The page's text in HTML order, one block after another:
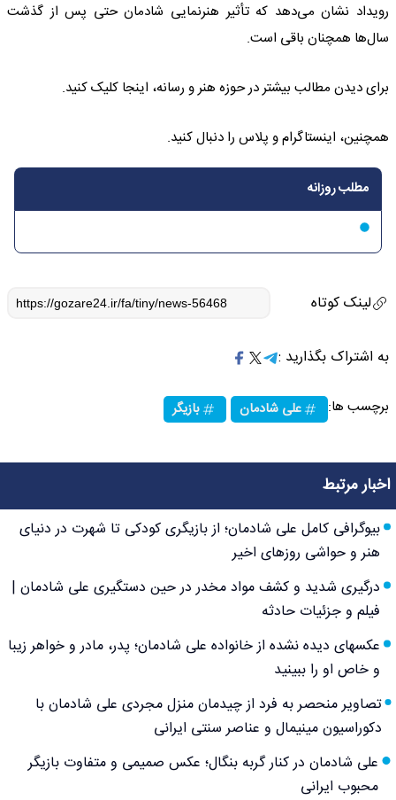
رویداد نشان می‌دهد که تأثیر هنرنمایی شادمان حتی پس از گذشت
سال‌ها همچنان باقی است.
برای دیدن مطالب بیشتر در حوزه هنر و رسانه، اینجا کلیک کنید.
همچنین، اینستاگرام و پلاس را دنبال کنید.
مطلب روزانه
لینک کوتاه
به اشتراک بگذارید :
برچسب ها: علی شادمان بازیگر
اخبار مرتبط
بیوگرافی کامل علی شادمان؛ از بازیگری کودکی تا شهرت در دنیای
هنر و حواشی روزهای اخیر
درگیری شدید و کشف مواد مخدر در حین دستگیری علی شادمان |
فیلم و جزئیات حادثه
عکسهای دیده نشده از خانواده علی شادمان؛ پدر، مادر و خواهر زیبا
و خاص او را ببینید
تصاویر منحصر به فرد از چیدمان منزل مجردی علی شادمان با
دکوراسیون مینیمال و عناصر سنتی ایرانی
علی شادمان در کنار گربه بنگال؛ عکس صمیمی و متفاوت بازیگر
محبوب ایرانی